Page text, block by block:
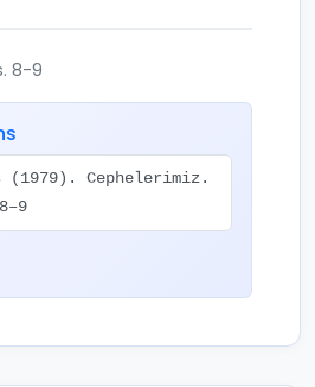
8-9
Cephelerimiz.